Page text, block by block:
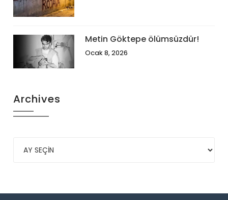
Metin Göktepe ölümsüzdür!
Ocak 8, 2026
Archives